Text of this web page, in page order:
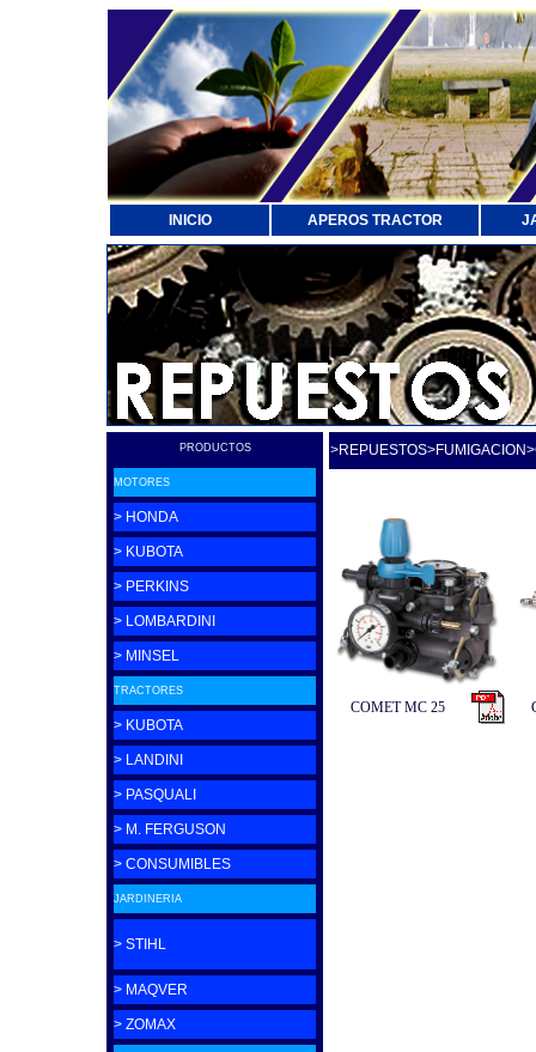
INICIO APEROS TRACTOR
PRODUCTOS
MOTORES
> HONDA
> KUBOTA
> PERKINS
> LOMBARDINI
> MINSEL
TRACTORES
> KUBOTA
> LANDINI
> PASQUALI
> M. FERGUSON
> CONSUMIBLES
JARDINERIA
> STIHL
> MAQVER
> ZOMAX
COMET MC 25